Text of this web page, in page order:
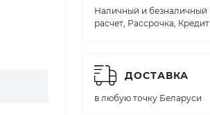
Наличный и безналичный
расчет, Рассрочка, Кредит
ДОСТАВКА
в любую точку Беларуси